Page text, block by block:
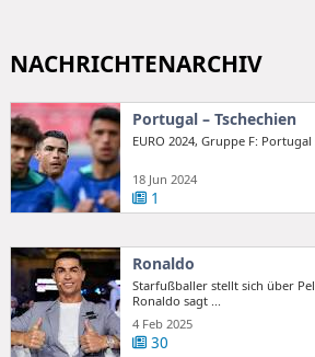
NACHRICHTENARCHIV
Portugal – Tschechien
EURO 2024, Gruppe F:
18 Jun 2024
1
Ronaldo
Starfußballer stellt sich über
Ronaldo sagt ...
4 Feb 2025
30